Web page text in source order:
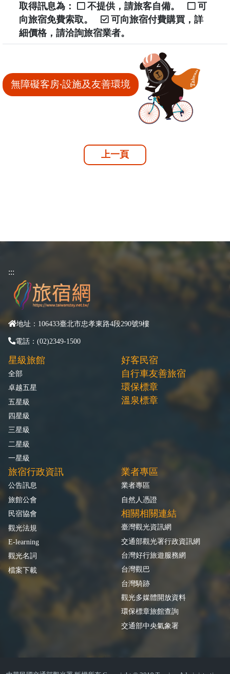
取得訊息為：
不提供，請旅客自備。
可
向旅宿免費索取。
可向旅宿付費購買，詳
細價格，請洽詢旅宿業者。
無障礙客房‧設施及友善環境
上一頁
:::
地址：106433臺北市忠孝東路4段290號9樓
電話：(02)2349-1500
星級旅館
全部
卓越五星
五星級
四星級
三星級
二星級
一星級
好客民宿
自行車友善旅宿
環保標章
溫泉標章
旅宿行政資訊
公告訊息
旅館公會
民宿協會
觀光法規
E-learning
觀光名詞
檔案下載
業者專區
業者專區
自然人憑證
相關相關連結
臺灣觀光資訊網
交通部觀光署行政資訊網
台灣好行旅遊服務網
台灣觀巴
台灣騎跡
觀光多媒體開放資料
環保標章旅館查詢
交通部中央氣象署